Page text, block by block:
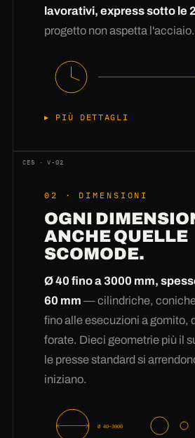
lavorativi, express sotto le
progetto non aspetta l'acciaio.
PIÙ DETTAGLI
l'acciaio a magazzino
è la
varianti dimensionali: dalla
2 mm alla lamiera spessa da 60
all'Hardox. La vostra richiesta
all'approvvigionamento, ma
pianificazione del taglio —
stesso.
Poi entra in gioco un
taglio laser o plasma con
controllo al mandrino,
i giorni lavorativi, se serve,
CES · V-02
02 · DIMENSIONI
OGNI
ANCHE QUELLE
SCOMODE.
Ø 40 fino a 3000 mm,
60 mm — cilindriche,
fino alle esecuzioni a gomito,
forate. Dieci geometrie più il
le presse standard si
iniziano.
Ø 40–3000